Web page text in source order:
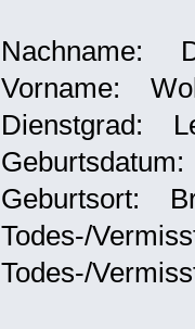
Nachname:
Vorname:
Dienstgrad:
Geburtsort:
Todes-/
Todes-/